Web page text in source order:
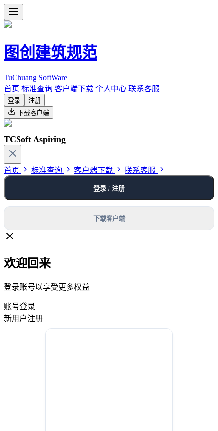
图创建筑规范
TuChuang SoftWare
首页 标准查询 客户端下载 个人中心 联系客服
登录
注册
下载客户端
TCSoft Aspiring
首页 标准查询 客户端下载 联系客服
登录 / 注册
下载客户端
欢迎回来
登录账号以享受更多权益
账号登录
新用户注册